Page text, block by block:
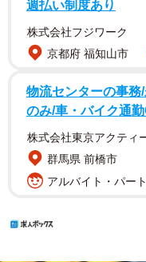
週払い制度あり
株式会社フジワーク
京都府 福知山市
物流センターの事務
のみ/車・バイク通
株式会社東京アクティ
群馬県 前橋市
アルバイト・パー